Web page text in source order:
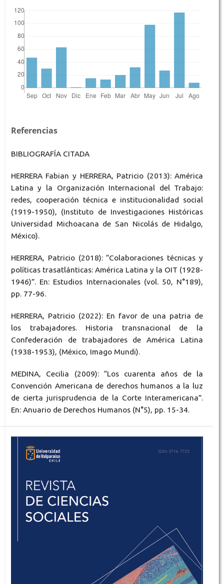
Referencias
BIBLIOGRAFÍA CITADA
HERRERA Fabian y HERRERA, Patricio (2013): América
Latina y la Organización Internacional del Trabajo:
redes, cooperación técnica e institucionalidad social
(1919-1950), (Instituto de Investigaciones Históricas
Universidad Michoacana de San Nicolás de Hidalgo,
México).
HERRERA, Patricio (2018): “Colaboraciones técnicas y
políticas trasatlánticas: América Latina y la OIT (1928-
1946)”. En: Estudios Internacionales (vol. 50, N°189),
pp. 77-96.
HERRERA, Patricio (2022): En favor de una patria de
los trabajadores. Historia transnacional de la
Confederación de trabajadores de América Latina
(1938-1953), (México, Imago Mundi).
MEDINA, Cecilia (2009): “Los cuarenta años de la
Convención Americana de derechos humanos a la luz
de cierta jurisprudencia de la Corte Interamericana”.
En: Anuario de Derechos Humanos (N°5), pp. 15-34.